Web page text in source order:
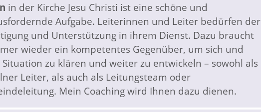
in der Kirche Jesu Christi ist eine schöne und
Aufgabe. Leiterinnen und Leiter bedürfen der
und Unterstützung in ihrem Dienst. Dazu braucht
wieder ein kompetentes Gegenüber, um sich und
Situation zu klären und weiter zu entwickeln – sowohl als
Leiter, als auch als Leitungsteam oder
Mein Coaching wird Ihnen dazu dienen.